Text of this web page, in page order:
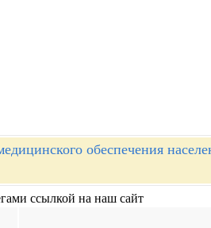
обеспечения
ссылкой на наш сайт